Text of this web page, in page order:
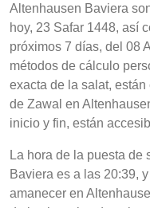
Altenhausen Baviera
hoy, 23 Safar 1448, así
próximos 7 días, del 08
métodos de cálculo
exacta de la salat,
de Zawal en
inicio y fin, están
La hora de la puesta de
Baviera es a las 20:39,
amanecer en